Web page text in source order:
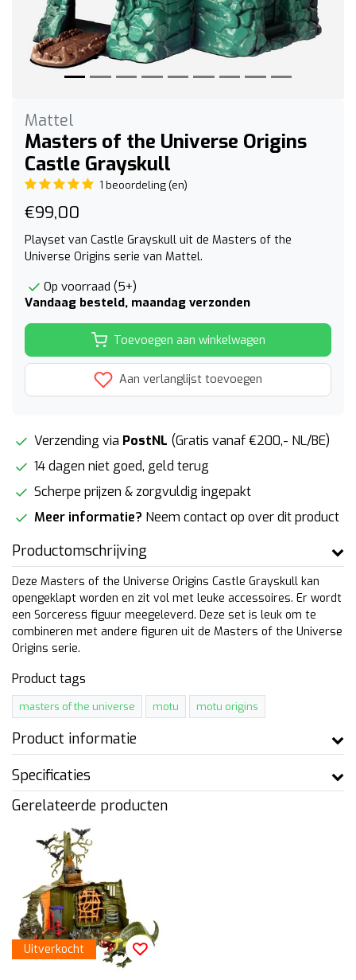
Mattel
Masters of the Universe Origins
Castle Grayskull
1 beoordeling (en)
€99,00
Playset van Castle Grayskull uit de Masters of the
Universe Origins serie van Mattel.
Op voorraad (5+)
Vandaag besteld, maandag verzonden
Toevoegen aan winkelwagen
Aan verlanglijst toevoegen
Verzending via PostNL (Gratis vanaf €200,- NL/BE)
14 dagen niet goed, geld terug
Scherpe prijzen & zorgvuldig ingepakt
Meer informatie? Neem contact op over dit product
Productomschrijving
Deze Masters of the Universe Origins Castle Grayskull kan
opengeklapt worden en zit vol met leuke accessoires. Er wordt
een Sorceress figuur meegeleverd. Deze set is leuk om te
combineren met andere figuren uit de Masters of the Universe
Origins serie.
Product tags
masters of the universe motu motu origins
Product informatie
Specificaties
Gerelateerde producten
Uitverkocht